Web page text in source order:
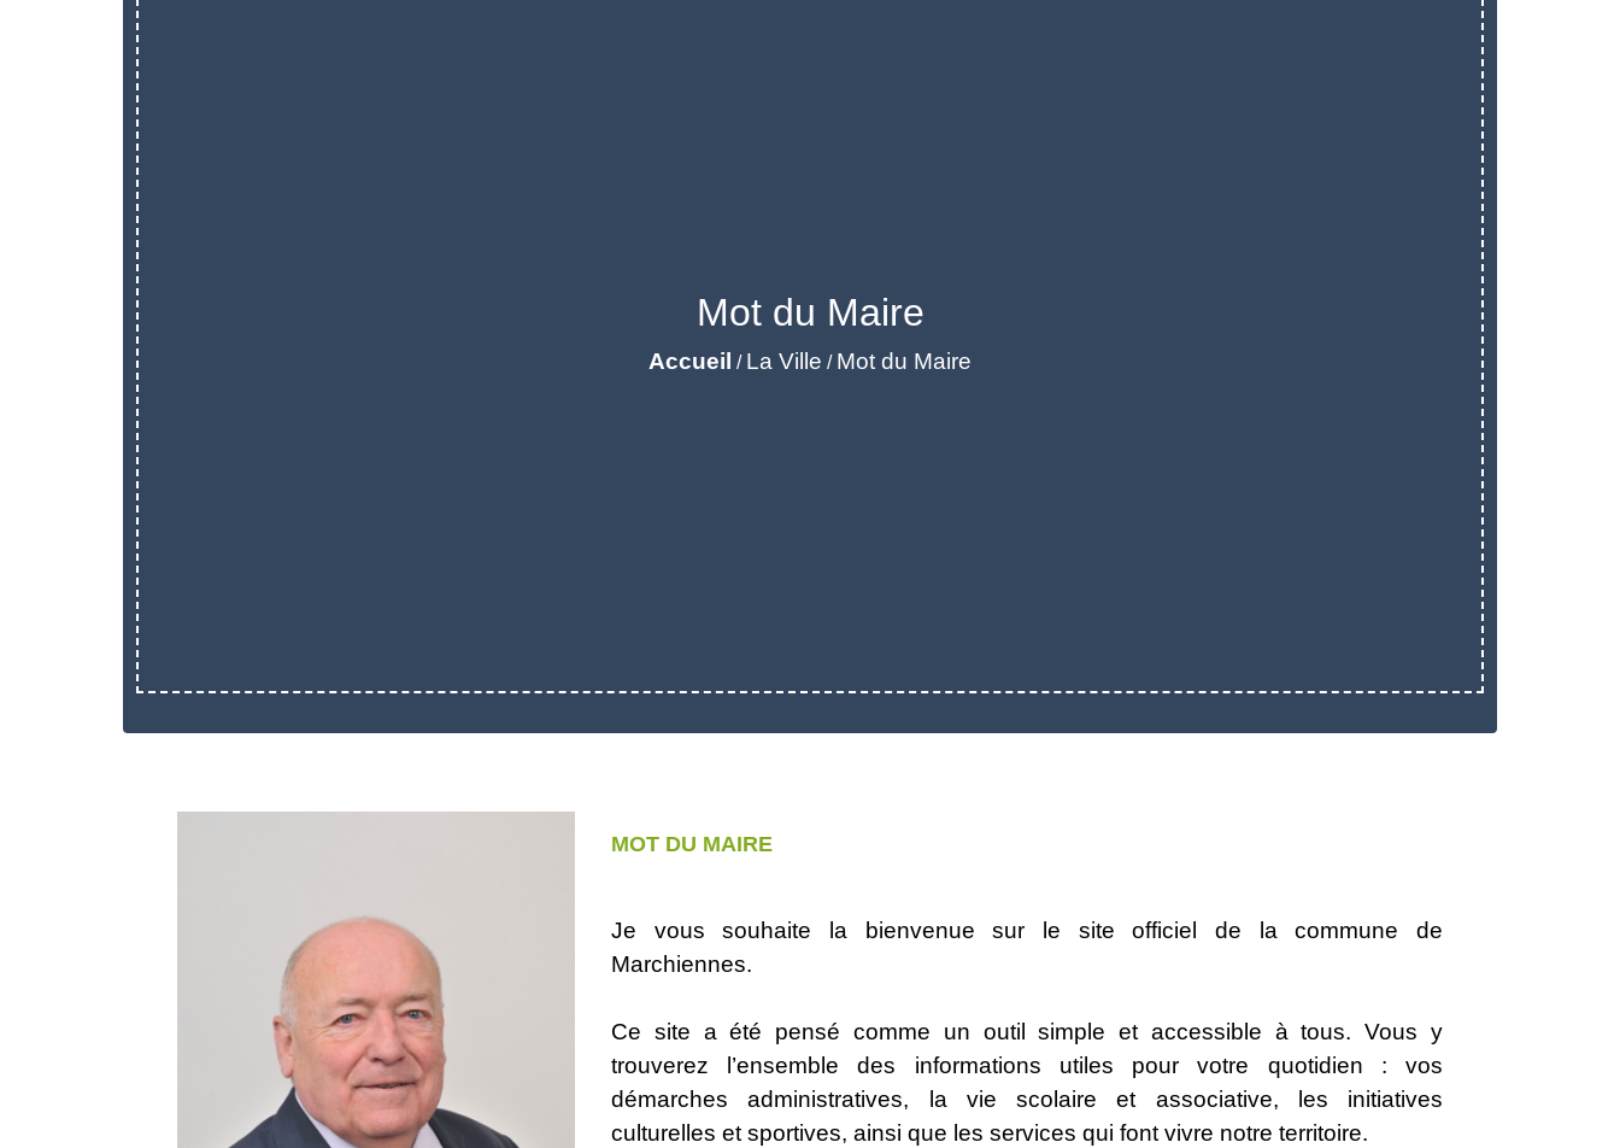
Mot du Maire
Accueil / La Ville / Mot du Maire
MOT DU MAIRE
Je vous souhaite la bienvenue sur le site officiel de la commune de
Marchiennes.
Ce site a été pensé comme un outil simple et accessible à tous. Vous y
trouverez l’ensemble des informations utiles pour votre quotidien : vos
démarches administratives, la vie scolaire et associative, les initiatives
culturelles et sportives, ainsi que les services qui font vivre notre territoire.